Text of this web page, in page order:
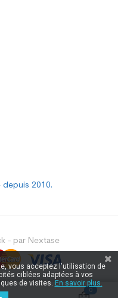
0
2010.
- par Nextase
vous acceptez l'utilisation de
ciblées adaptées à vos
de visites. En savoir plus.